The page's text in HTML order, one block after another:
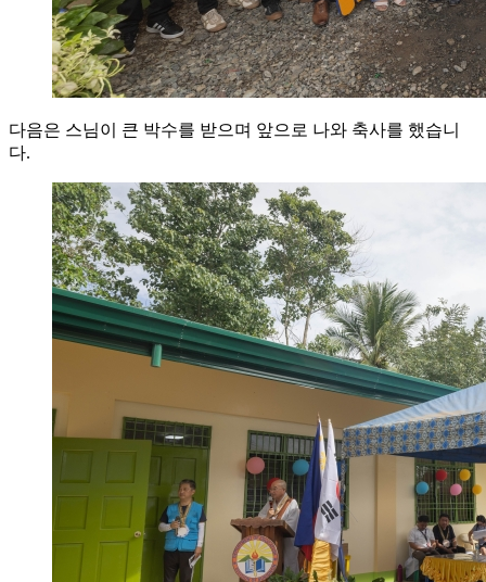
다음은 스님이 큰 박수를 받으며 앞으로 나와 축사를 했습니
다.